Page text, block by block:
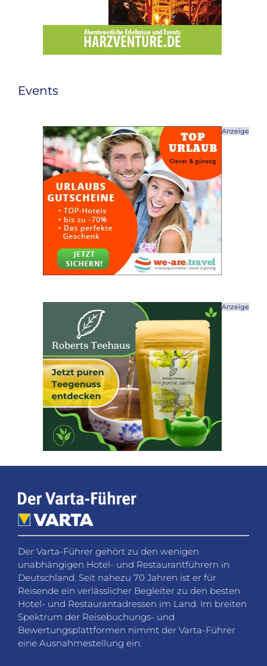
Events
Anzeige
Anzeige
Der Varta-Führer gehört zu den wenigen
unabhängigen Hotel- und Restaurantführern in
Deutschland. Seit nahezu 70 Jahren ist er für
Reisende ein verlässlicher Begleiter zu den besten
Hotel- und Restaurantadressen im Land. Im breiten
Spektrum der Reisebuchungs- und
Bewertungsplattformen nimmt der Varta-Führer
eine Ausnahmestellung ein.